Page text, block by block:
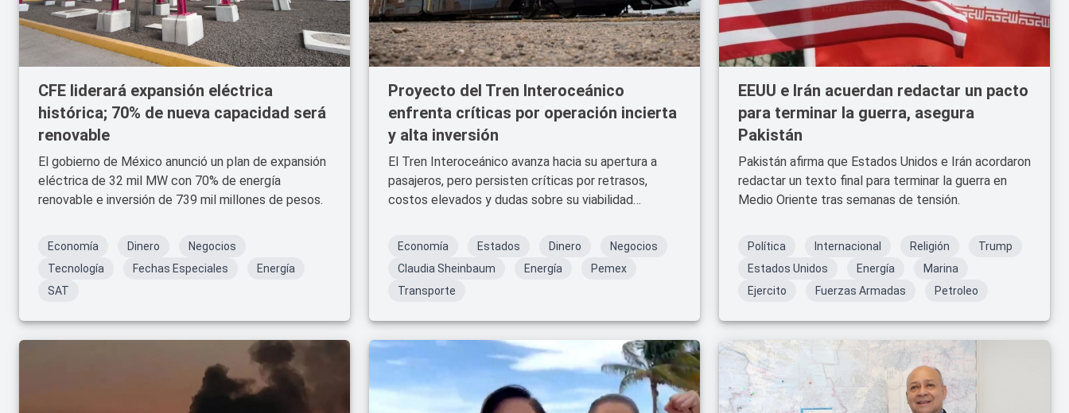
CFE liderará expansión eléctrica
histórica; 70% de nueva capacidad será
renovable
El gobierno de México anunció un plan de expansión
eléctrica de 32 mil MW con 70% de energía
renovable e inversión de 739 mil millones de pesos.
Economía Dinero
Negocios
Tecnología
Fechas Especiales
Energía
SAT
Proyecto del Tren Interoceánico
enfrenta críticas por operación incierta
y alta inversión
El Tren Interoceánico avanza hacia su apertura a
pasajeros, pero persisten críticas por retrasos,
costos elevados y dudas sobre su viabilidad
Economía Estados Dinero
Negocios
Claudia Sheinbaum
Energía
Pemex
Transporte
EEUU e Irán acuerdan redactar un pacto
para terminar la guerra, asegura
Pakistán
Pakistán afirma que Estados Unidos e Irán acordaron
redactar un texto final para terminar la guerra en
Medio Oriente tras semanas de tensión.
Política Internacional Religión
Trump
Estados Unidos
Energía
Marina
Ejercito
Fuerzas Armadas Petroleo